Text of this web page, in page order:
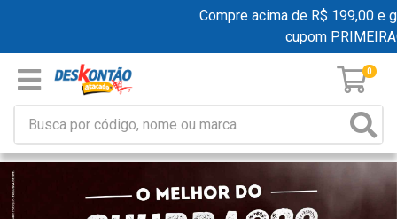
Compre acima de R$ 199,00 e
cupom
0